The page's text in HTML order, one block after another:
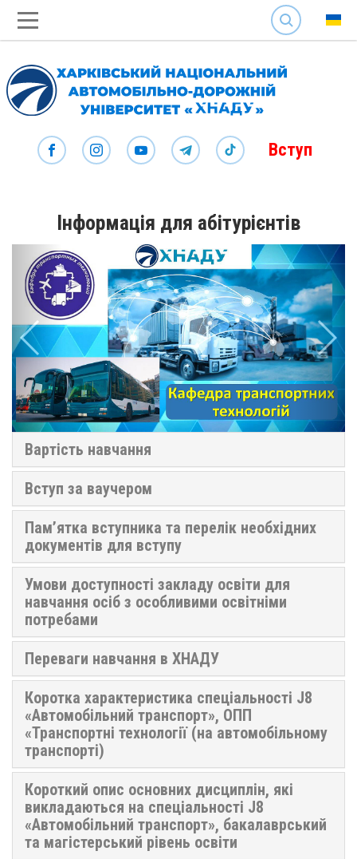
SEARCH
Вступ
Інформація для абітурієнтів
Вартість навчання
Вступ за ваучером
Пам’ятка вступника та перелік необхідних
документів для вступу
Умови доступності закладу освіти для
навчання осіб з особливими освітніми
потребами
Переваги навчання в ХНАДУ
Коротка характеристика спеціальності J8
«Автомобільний транспорт», ОПП
«Транспортні технології (на автомобільному
транспорті)
Короткий опис основних дисциплін, які
викладаються на спеціальності J8
«Автомобільний транспорт», бакалаврський
та магістерський рівень освіти